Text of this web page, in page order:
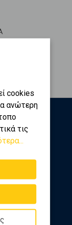
cookies
ανώτερη
τις
για νέα
αγοράς